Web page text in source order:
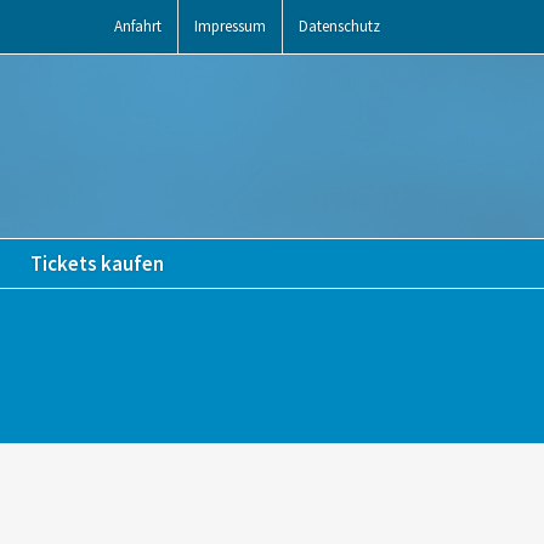
Anfahrt Impressum Datenschutz
Tickets kaufen